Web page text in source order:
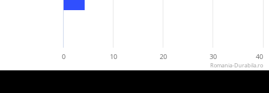
0 10 20 30 40
Romania-Durabila.ro